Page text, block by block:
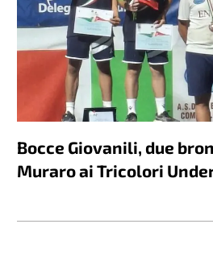
Bocce Giovanili, due
Muraro ai Tricolori